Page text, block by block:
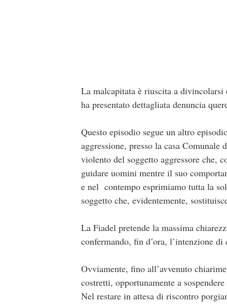
La malcapitata è riuscita a divincolarsi
ha presentato dettagliata denuncia
Questo episodio segue un altro
aggressione, presso la casa
violento del soggetto aggressore che,
guidare uomini mentre il suo
e nel contempo esprimiamo tutta la
soggetto che, evidentemente,
La Fiadel pretende la massima
confermando, fin d’ora, l’intenzione
Ovviamente, fino all’avvenuto
costretti, opportunamente a
Nel restare in attesa di riscontro